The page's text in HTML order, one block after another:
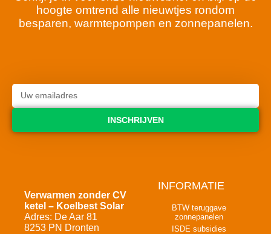
hoogte omtrend alle nieuwtjes rondom
besparen, warmtepompen en zonnepanelen.
INSCHRIJVEN
Verwarmen zonder CV
ketel – Koelbest Solar
Adres: De Aar 81
8253 PN Dronten
INFORMATIE
BTW teruggave
zonnepanelen
ISDE subsidies